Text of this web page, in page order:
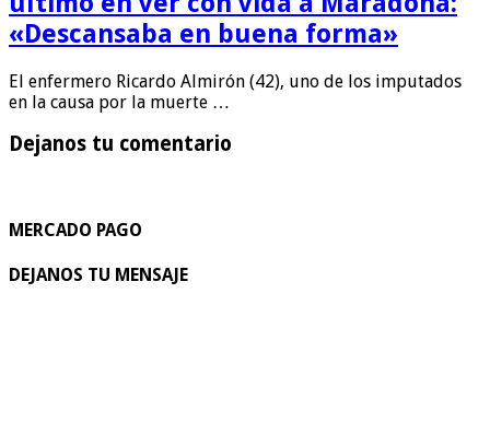
«Descansaba en buena forma»
El enfermero Ricardo Almirón (42), uno de los imputados
en la causa por la muerte …
Dejanos tu comentario
MERCADO PAGO
DEJANOS TU MENSAJE